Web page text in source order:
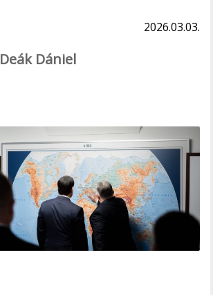
2026.03.03.
Deák Dániel